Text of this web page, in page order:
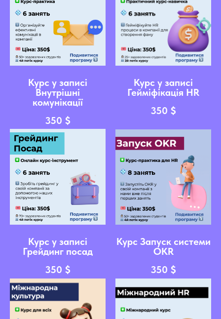
Курс у записі
Внутрішні
комунікації
350 $
Курс у записі
Гейміфікація HR
350 $
Курс у записі
Грейдинг посад
350 $
Курс Запуск системи
OKR
350 $